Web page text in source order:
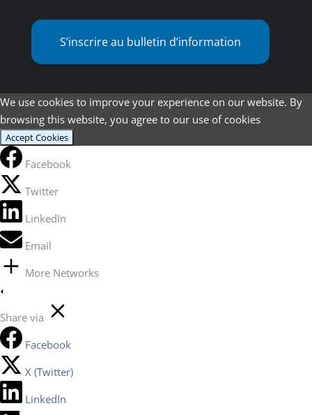
S’inscrire au bulletin d’information
We use cookies to improve your experience on our website. By
browsing this website, you agree to our use of cookies
Accept Cookies
Facebook
Twitter
LinkedIn
Email
More Networks
Share via
Facebook
X (Twitter)
LinkedIn